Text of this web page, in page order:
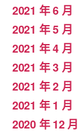
2021 年 6 月
2021 年 5 月
2021 年 4 月
2021 年 3 月
2021 年 2 月
2021 年 1 月
2020 年 12 月